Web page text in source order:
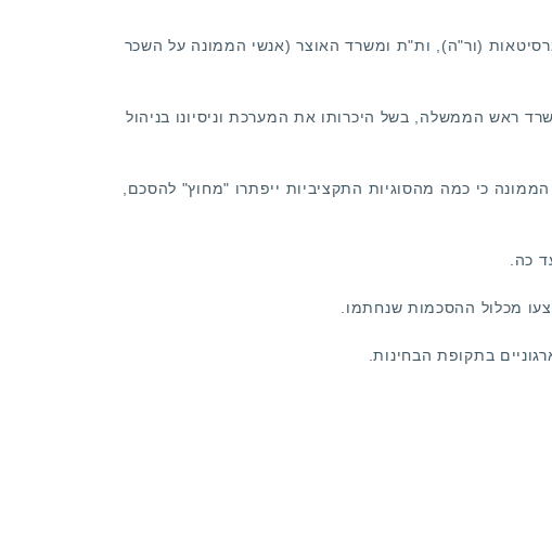
(ור"ה), ות"ת ומשרד האוצר (אנשי הממונה על השכר
ראש הממשלה, בשל היכרותו את המערכת וניסיונו בניהול
כי כמה מהסוגיות התקציביות ייפתרו "מחוץ" להסכם,
כה.
מכלול ההסכמות שנחתמו.
בתקופת הבחינות.